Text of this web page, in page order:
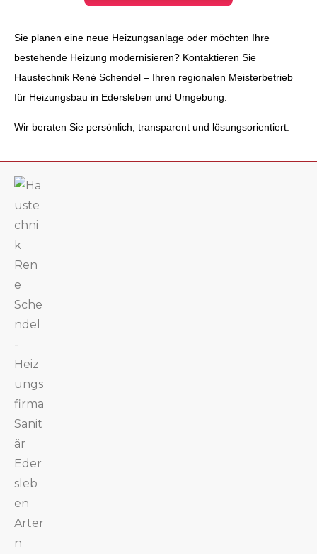
Sie planen eine neue Heizungsanlage oder möchten Ihre
bestehende Heizung modernisieren? Kontaktieren Sie
Haustechnik René Schendel – Ihren regionalen Meisterbetrieb
für Heizungsbau in Edersleben und Umgebung.
Wir beraten Sie persönlich, transparent und lösungsorientiert.